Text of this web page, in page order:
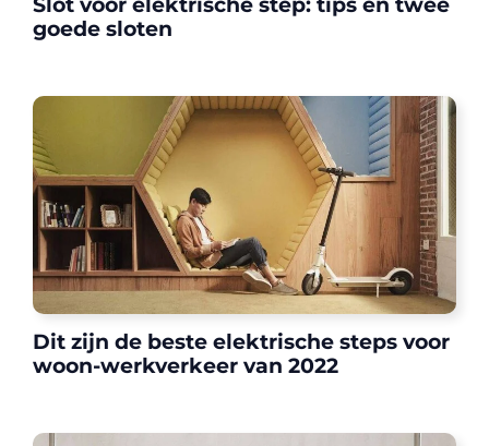
goede sloten
Dit zijn de beste elektrische steps voor
woon-werkverkeer van 2022